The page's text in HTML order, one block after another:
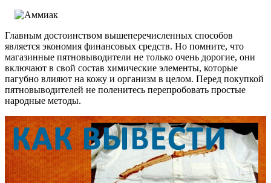
Главным достоинством вышеперечисленных способов
является экономия финансовых средств. Но помните, что
магазинные пятновыводители не только очень дорогие, они
включают в свой состав химические элементы, которые
пагубно влияют на кожу и организм в целом. Перед покупкой
пятновыводителей не поленитесь перепробовать простые
народные методы.